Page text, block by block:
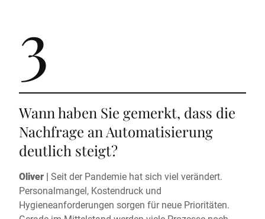
3
Wann haben Sie gemerkt, dass die
Nachfrage an Automatisierung
deutlich steigt?
Oliver | Seit der Pandemie hat sich viel verändert.
Personalmangel, Kostendruck und
Hygieneanforderungen sorgen für neue Prioritäten.